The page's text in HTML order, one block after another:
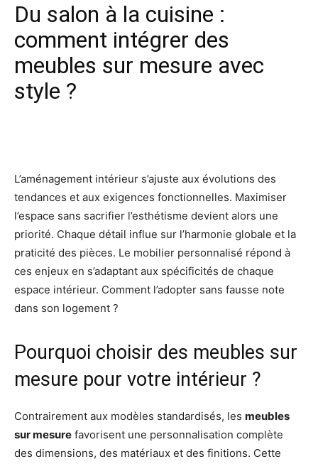
Du salon à la cuisine :
comment intégrer des
meubles sur mesure avec
style ?
L’aménagement intérieur s’ajuste aux évolutions des
tendances et aux exigences fonctionnelles. Maximiser
l’espace sans sacrifier l’esthétisme devient alors une
priorité. Chaque détail influe sur l’harmonie globale et la
praticité des pièces. Le mobilier personnalisé répond à
ces enjeux en s’adaptant aux spécificités de chaque
espace intérieur. Comment l’adopter sans fausse note
dans son logement ?
Pourquoi choisir des meubles sur
mesure pour votre intérieur ?
Contrairement aux modèles standardisés, les meubles
sur mesure favorisent une personnalisation complète
des dimensions, des matériaux et des finitions. Cette